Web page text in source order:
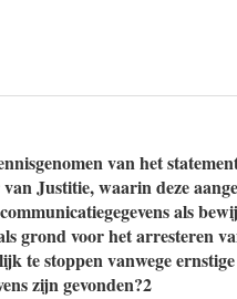
van het
Justitie, waarin deze
als
grond voor het arresteren
te stoppen vanwege
zijn gevonden?2